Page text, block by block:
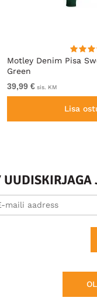
Motley Denim Pisa
Green
39,99 € sis. KM
Lisa